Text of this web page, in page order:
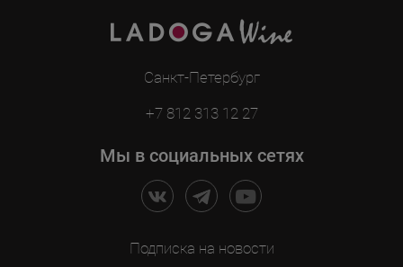
Санкт-Петербург
+7 812 313 12 27
Мы в социальных сетях
Подписка на новости